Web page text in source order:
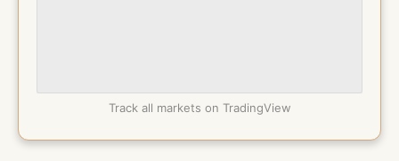
Track all markets on TradingView